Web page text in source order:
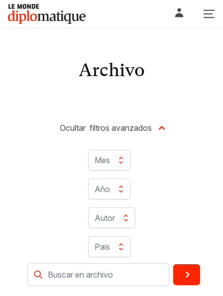
Skip
content
Le monde diplomatique
Archivo
Mes
Año
Autor
Pais
Ocultar filtros avanzados